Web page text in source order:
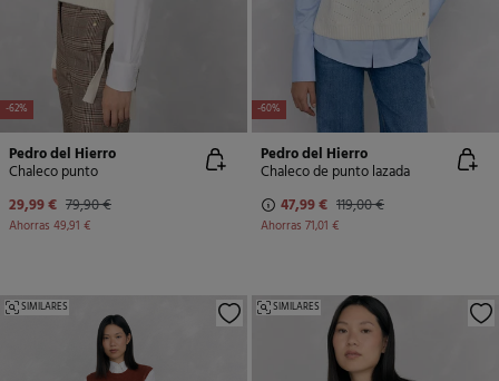
-62%
Pedro del Hierro
Chaleco punto
29,99 € 79,90 €
Ahorras 49,91 €
-60%
Pedro del Hierro
Chaleco de punto lazada
47,99 € 119,00 €
Ahorras 71,01 €
SIMILARES SIMILARES